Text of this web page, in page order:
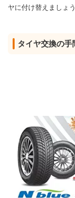
ヤに付け替えましょう
タイヤ交換の手